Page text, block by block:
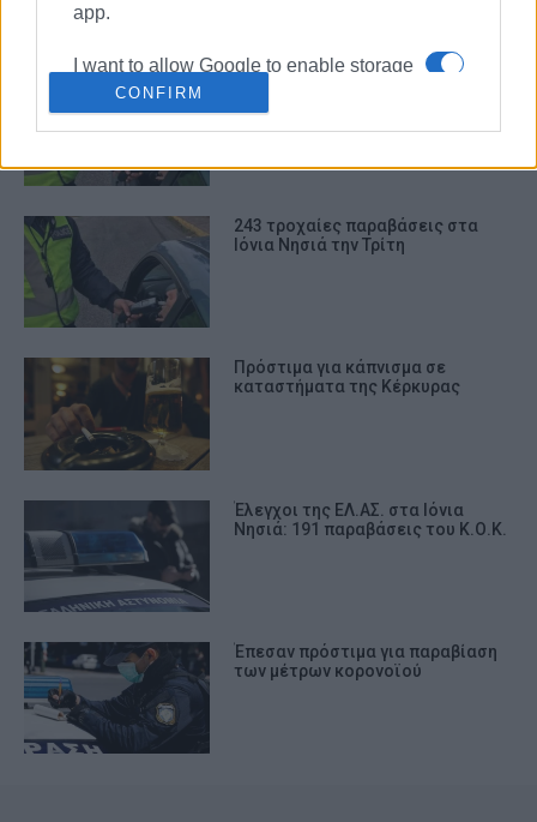
app.
I want to allow Google to enable storage
related to personalization.
related to security, including
prevention, and other user protection.
CONFIRM
243 τροχαίες παραβάσεις στα
Ιόνια Νησιά την Τρίτη
Πρόστιμα για κάπνισμα σε
καταστήματα της Κέρκυρας
Έλεγχοι της ΕΛ.ΑΣ. στα Ιόνια
Νησιά: 191 παραβάσεις του Κ.Ο.Κ.
Έπεσαν πρόστιμα για παραβίαση
των μέτρων κορονοϊού